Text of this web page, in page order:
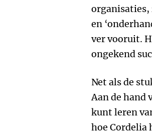
organisaties,
en
ver vooruit.
ongekend
Net als de
Aan de hand
kunt leren
hoe